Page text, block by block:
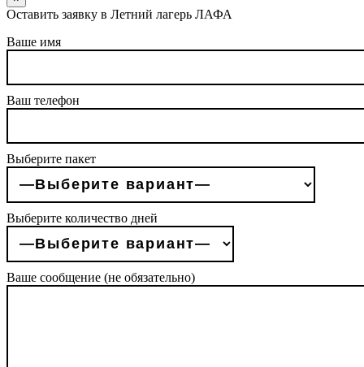
Оставить заявку в Летний лагерь ЛАФА
Ваше имя
Ваш телефон
Выберите пакет
Выберите количество дней
Ваше сообщение (не обязательно)